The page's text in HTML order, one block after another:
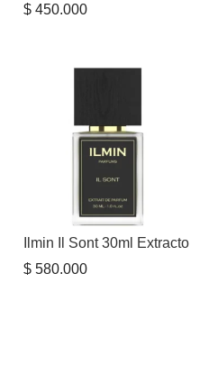
$450.000
Ilmin Il Sont 30ml Extracto
$580.000